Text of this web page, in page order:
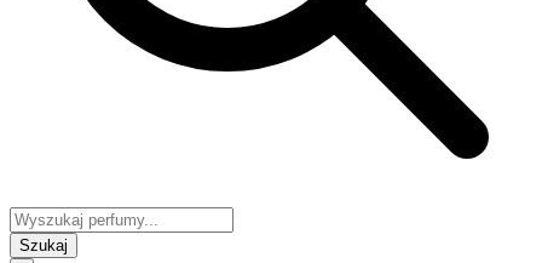
Szukaj